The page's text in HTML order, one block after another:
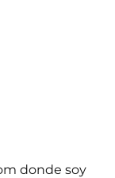
donde soy